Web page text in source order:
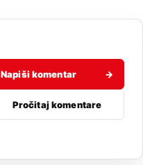
Napiši komentar →
Pročitaj komentare